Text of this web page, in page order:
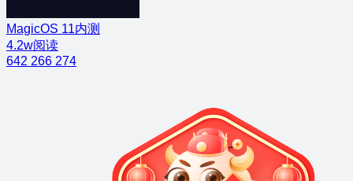
MagicOS 11内测
4.2w阅读
642 266 274